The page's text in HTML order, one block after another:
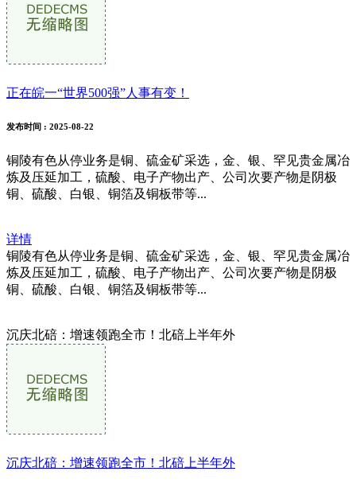
正在皖一“世界500强”人事有变！
发布时间 : 2025-08-22
铜陵有色从停业务是铜、硫金矿采选，金、银、罕见贵金属冶
炼及压延加工，硫酸、电子产物出产、公司次要产物是阴极
铜、硫酸、白银、铜箔及铜板带等...
详情
铜陵有色从停业务是铜、硫金矿采选，金、银、罕见贵金属冶
炼及压延加工，硫酸、电子产物出产、公司次要产物是阴极
铜、硫酸、白银、铜箔及铜板带等...
沉庆北碚：增速领跑全市！北碚上半年外
沉庆北碚：增速领跑全市！北碚上半年外